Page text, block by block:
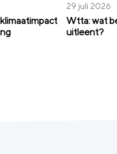
29 juli 2026
Wtta: wat
uitleent?